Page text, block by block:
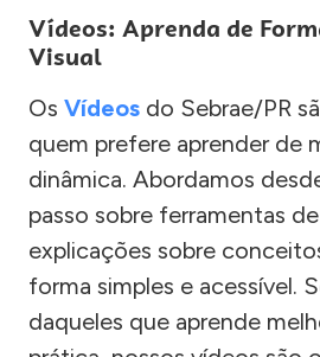
Vídeos: Aprenda de
Visual
Os Vídeos do Sebrae/PR
quem prefere aprender de
dinâmica. Abordamos
passo sobre ferramentas
explicações sobre
forma simples e acessível.
daqueles que aprende